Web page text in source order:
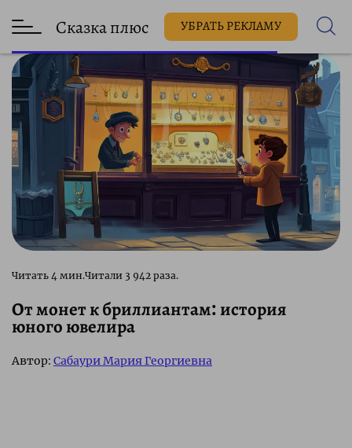
Сказка плюс УБРАТЬ РЕКЛАМУ
3 942 раза.
От монет к бриллиантам: история
юного ювелира
Автор: Сабаури Мария Георгиевна